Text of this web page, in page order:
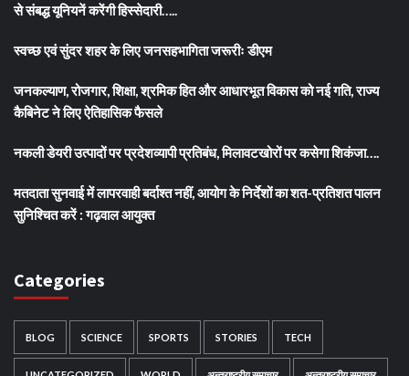
से संबद्ध यूनियनें करेंगी हिस्सेदारी…..
स्वच्छ एवं सुंदर शहर के लिए जनसहभागिता जरूरीः डीएम
जनकल्याण, रोजगार, शिक्षा, श्रमिक हित और आधारभूत विकास को नई गति, राज्य
कैबिनेट ने लिए ऐतिहासिक फैसले
नकली डेयरी उत्पादों पर प्रदेशव्यापी प्रतिबंध, मिलावटखोरों पर कसेगा शिकंजा….
मतदाता सुनवाई में लापरवाही बर्दाश्त नहीं, आयोग के निर्देशों का शत-प्रतिशत पालन
सुनिश्चित करें : गढ़वाल आयुक्त
Categories
BLOG SCIENCE SPORTS STORIES TECH